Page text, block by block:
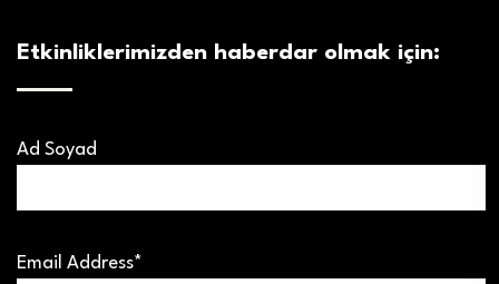
Etkinliklerimizden haberdar olmak için:
Ad Soyad
Email Address*